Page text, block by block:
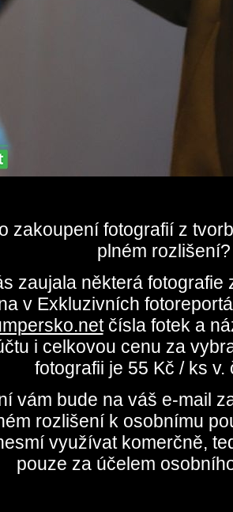
zakoupení fotografií z
plném rozlišení?
zaujala některá fotografie
v Exkluzivních
čísla fotek a
i celkovou cenu za
fotografii je 55 Kč / ks v.
vám bude na váš e-mail
rozlišení k osobnímu
využívat komerčně,
pouze za účelem